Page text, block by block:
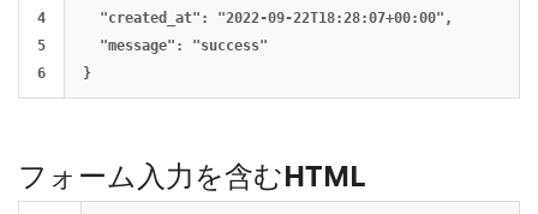
4
5
  "created_at": "2022-09-22T18:28:07+00:00",
  "message": "success"
フォーム入力を含むHTML